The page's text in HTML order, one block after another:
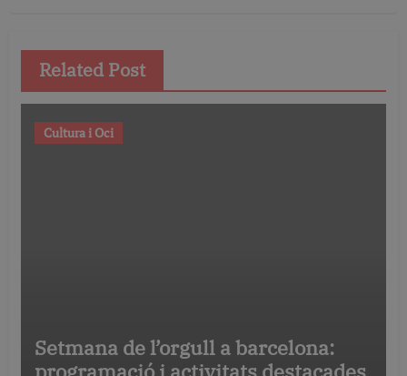
Related Post
Cultura i Oci
Setmana de l’orgull a barcelona: